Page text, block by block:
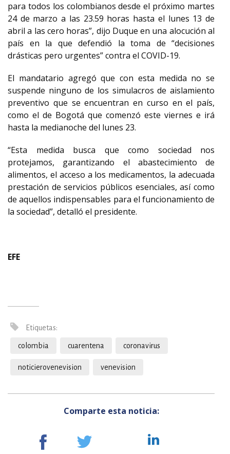
para todos los colombianos desde el próximo martes
24 de marzo a las 23.59 horas hasta el lunes 13 de
abril a las cero horas”, dijo Duque en una alocución al
país en la que defendió la toma de “decisiones
drásticas pero urgentes” contra el COVID-19.
El mandatario agregó que con esta medida no se
suspende ninguno de los simulacros de aislamiento
preventivo que se encuentran en curso en el país,
como el de Bogotá que comenzó este viernes e irá
hasta la medianoche del lunes 23.
“Esta medida busca que como sociedad nos
protejamos, garantizando el abastecimiento de
alimentos, el acceso a los medicamentos, la adecuada
prestación de servicios públicos esenciales, así como
de aquellos indispensables para el funcionamiento de
la sociedad”, detalló el presidente.
EFE
Etiquetas:
colombia cuarentena coronavirus
noticierovenevision venevision
Comparte esta noticia: